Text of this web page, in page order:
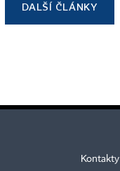
DALŠÍ ČLÁNKY
Kontakty